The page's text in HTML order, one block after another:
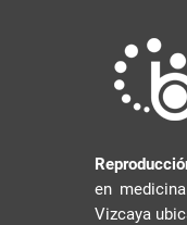
e
e
t
r
en
Vizcaya